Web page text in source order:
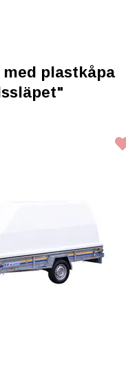
med plastkåpa